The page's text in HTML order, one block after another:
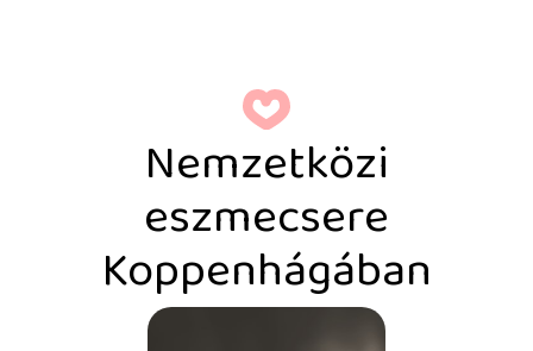
Nemzetközi
eszmecsere
Koppenhágában